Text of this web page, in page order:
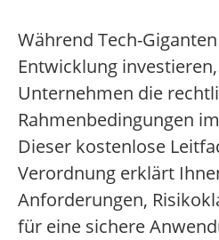
Während Tech-
Entwicklung
Unternehmen die
Rahmenbedingungen
Dieser kostenlose
Verordnung erklärt
Anforderungen,
für eine sichere